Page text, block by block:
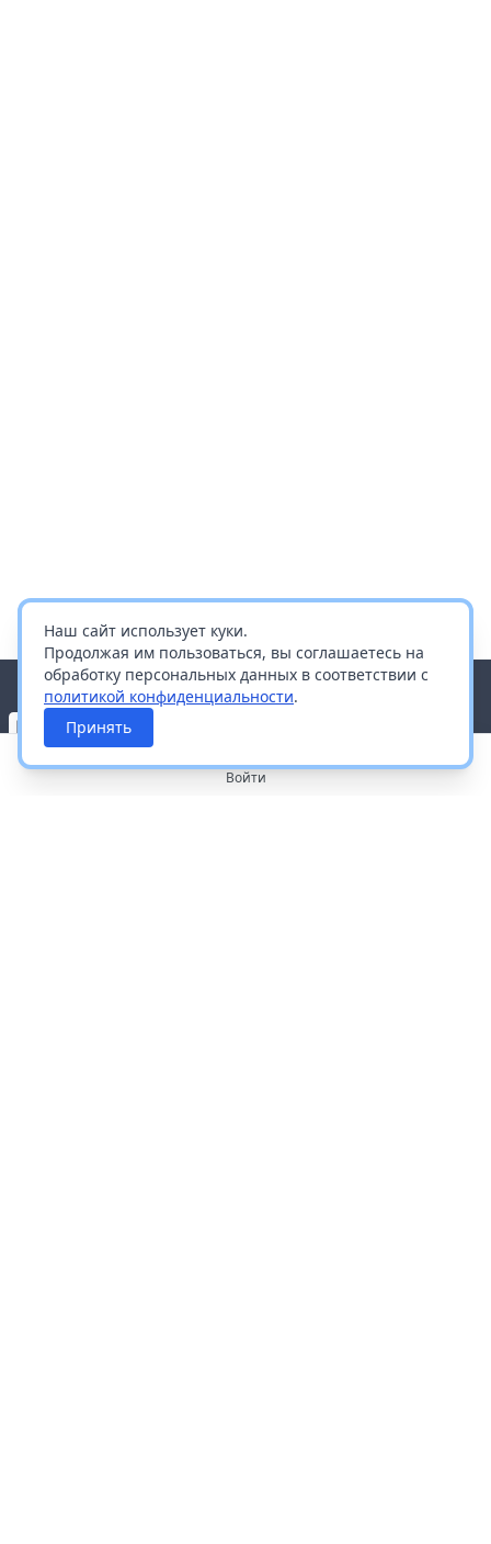
Наш сайт использует куки.
Продолжая им пользоваться, вы соглашаетесь на
обработку персональных данных в соответствии с
политикой конфиденциальности.
Принять
Войти